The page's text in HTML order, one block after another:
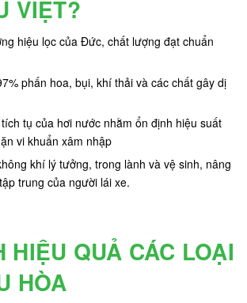
VIỆT?
hiệu lọc của Đức, chất lượng đạt chuẩn
phấn hoa, bụi, khí thải và các chất gây dị
tụ của hơi nước nhằm ổn định hiệu suất
vi khuẩn xâm nhập
khí lý tưởng, trong lành và vệ sinh, nâng
trung của người lái xe.
HIỆU QUẢ CÁC LOẠI
HÒA